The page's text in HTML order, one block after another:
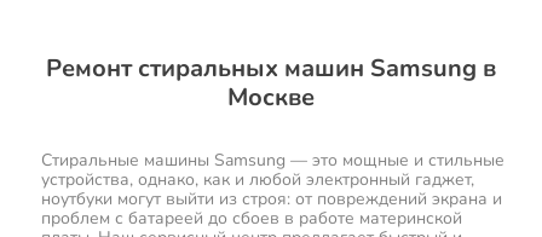
Ремонт стиральных машин Samsung в
Москве
Стиральные машины Samsung — это мощные и стильные
устройства, однако, как и любой электронный гаджет,
ноутбуки могут выйти из строя: от повреждений экрана и
проблем с батареей до сбоев в работе материнской